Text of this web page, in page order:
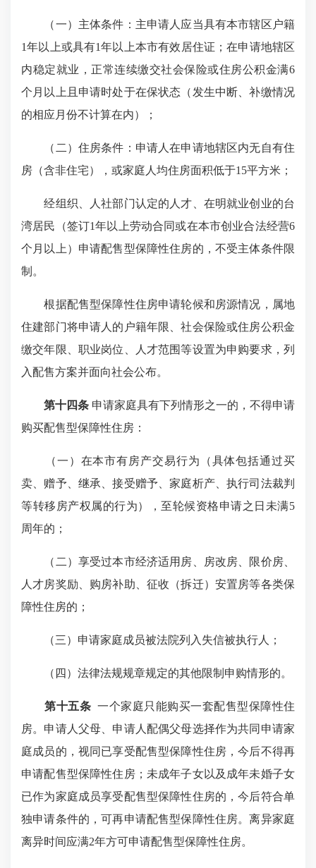
（一）主体条件：主申请人应当具有本市辖区户籍
1年以上或具有1年以上本市有效居住证；在申请地辖区
内稳定就业，正常连续缴交社会保险或住房公积金满6
个月以上且申请时处于在保状态（发生中断、补缴情况
的相应月份不计算在内）；
（二）住房条件：申请人在申请地辖区内无自有住
房（含非住宅），或家庭人均住房面积低于15平方米；
经组织、人社部门认定的人才、在明就业创业的台
湾居民（签订1年以上劳动合同或在本市创业合法经营6
个月以上）申请配售型保障性住房的，不受主体条件限
制。
根据配售型保障性住房申请轮候和房源情况，属地
住建部门将申请人的户籍年限、社会保险或住房公积金
缴交年限、职业岗位、人才范围等设置为申购要求，列
入配售方案并面向社会公布。
第十四条 申请家庭具有下列情形之一的，不得申请
购买配售型保障性住房：
（一）在本市有房产交易行为（具体包括通过买
卖、赠予、继承、接受赠予、家庭析产、执行司法裁判
等转移房产权属的行为），至轮候资格申请之日未满5
周年的；
（二）享受过本市经济适用房、房改房、限价房、
人才房奖励、购房补助、征收（拆迁）安置房等各类保
障性住房的；
（三）申请家庭成员被法院列入失信被执行人；
（四）法律法规规章规定的其他限制申购情形的。
第十五条 一个家庭只能购买一套配售型保障性住
房。申请人父母、申请人配偶父母选择作为共同申请家
庭成员的，视同已享受配售型保障性住房，今后不得再
申请配售型保障性住房；未成年子女以及成年未婚子女
已作为家庭成员享受配售型保障性住房的，今后符合单
独申请条件的，可再申请配售型保障性住房。离异家庭
离异时间应满2年方可申请配售型保障性住房。